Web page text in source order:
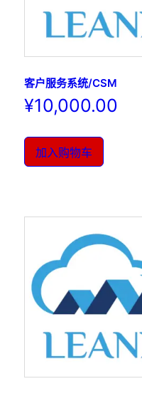
客户服务系统/CSM
¥10,000.00
加入购物车